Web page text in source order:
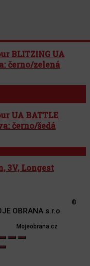
BLITZING UA
černo/zelená
UA BATTLE
černo/šedá
3V, Longest
OBRANA s.r.o.
©
Mojeobrana.cz